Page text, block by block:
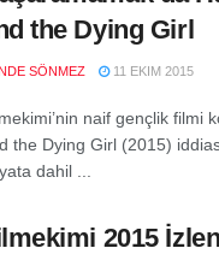
the Dying Girl
SÖNMEZ 11 EKIM 2015
naif gençlik filmi
the Dying Girl (2015)
dahil ...
2015